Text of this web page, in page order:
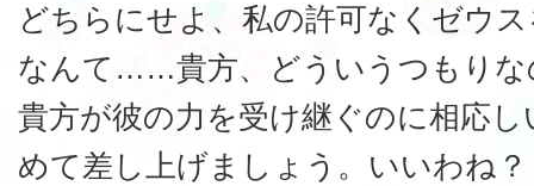
どちらにせよ、私の許可なくゼウ
なんて……貴方、どういうつもりな
貴方が彼の力を受け継ぐのに相応
めて差し上げましょう。いいわね？